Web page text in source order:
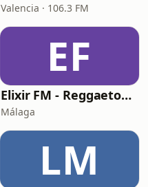
Valencia · 106.3 FM
EF
Elixir FM - Reggaeton Party
Málaga
LM